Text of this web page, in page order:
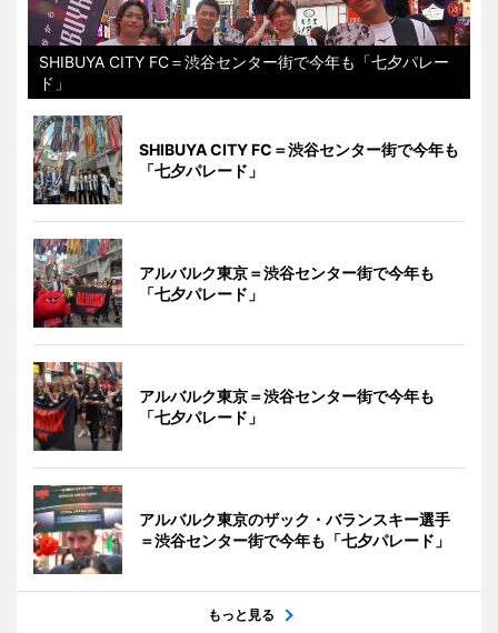
SHIBUYA CITY FC＝渋谷センター街で今年も「七夕パレー
ド」
SHIBUYA CITY FC＝渋谷センター街で今年も
「七夕パレード」
アルバルク東京＝渋谷センター街で今年も
「七夕パレード」
アルバルク東京＝渋谷センター街で今年も
「七夕パレード」
アルバルク東京のザック・バランスキー選手
＝渋谷センター街で今年も「七夕パレード」
もっと見る